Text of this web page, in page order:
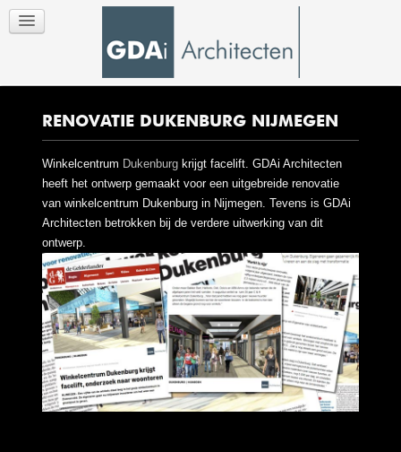
RENOVATIE DUKENBURG NIJMEGEN
Winkelcentrum Dukenburgkrijgt facelift. GDAi Architecten
heeft het ontwerp gemaakt voor een uitgebreide renovatie
van winkelcentrum Dukenburg in Nijmegen. Tevens is GDAi
Architecten betrokken bij de verdere uitwerking van dit
ontwerp.